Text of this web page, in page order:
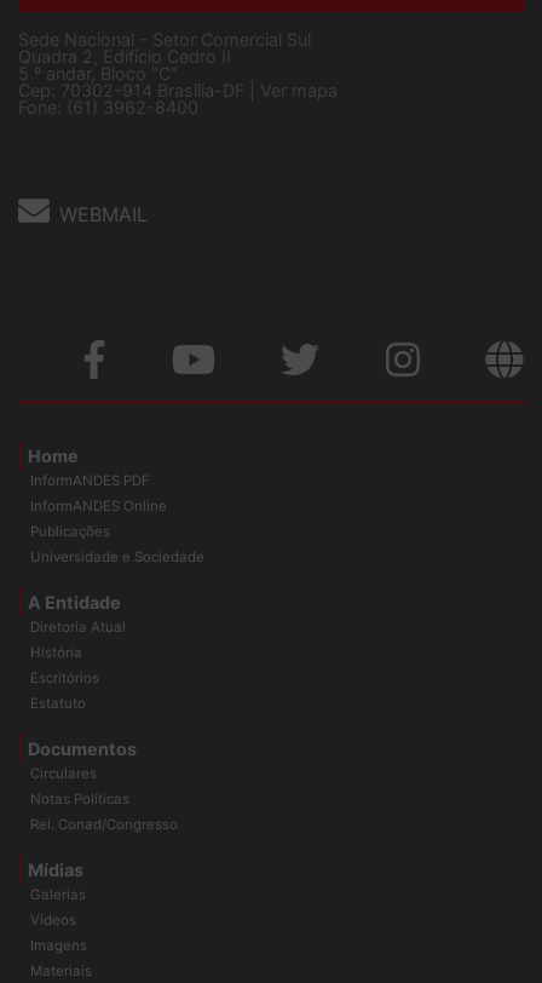
Sede Nacional - Setor Comercial Sul
Quadra 2, Edifício Cedro II
5 º andar, Bloco "C"
Cep: 70302-914 Brasília-DF | Ver mapa
Fone: (61) 3962-8400
WEBMAIL
Home
InformANDES PDF
InformANDES Online
Publicações
Universidade e Sociedade
A Entidade
Diretoria Atual
História
Escritórios
Estatuto
Documentos
Circulares
Notas Políticas
Rel. Conad/Congresso
Mídias
Galerias
Vídeos
Imagens
Materiais